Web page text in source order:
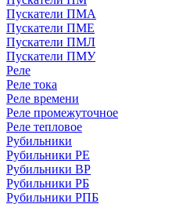
Пускатели ПМА
Пускатели ПМЕ
Пускатели ПМЛ
Пускатели ПМУ
Реле
Реле тока
Реле времени
Реле промежуточное
Реле тепловое
Рубильники
Рубильники РЕ
Рубильники ВР
Рубильники РБ
Рубильники РПБ